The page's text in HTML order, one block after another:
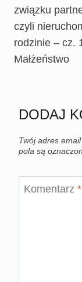
związku
czyli
rodzinie – cz.
Małżeństwo
DODAJ
Twój adres
pola są
Komentarz *